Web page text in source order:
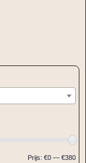
Prijs: €0 — €380